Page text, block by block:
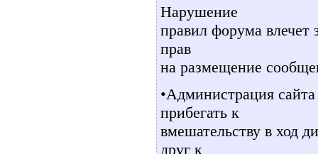
Нарушение
правил форума влечет
прав
на размещение
•Администрация
прибегать к
вмешательству в ход
друг к